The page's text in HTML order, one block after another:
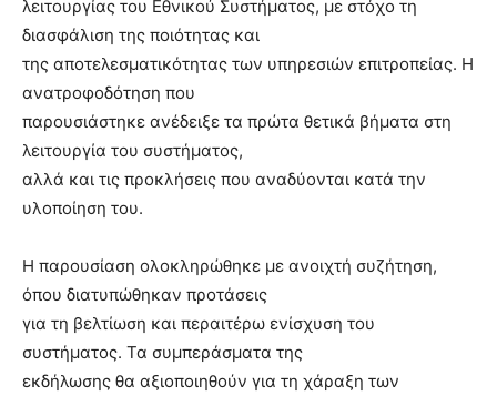
λειτουργίας του Εθνικού Συστήματος, με στόχο τη
διασφάλιση της ποιότητας και
της αποτελεσματικότητας των υπηρεσιών επιτροπείας. Η
ανατροφοδότηση που
παρουσιάστηκε ανέδειξε τα πρώτα θετικά βήματα στη
λειτουργία του συστήματος,
αλλά και τις προκλήσεις που αναδύονται κατά την
υλοποίηση του.
Η παρουσίαση ολοκληρώθηκε με ανοιχτή συζήτηση,
όπου διατυπώθηκαν προτάσεις
για τη βελτίωση και περαιτέρω ενίσχυση του
συστήματος. Τα συμπεράσματα της
εκδήλωσης θα αξιοποιηθούν για τη χάραξη των